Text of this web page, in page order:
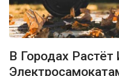
В Городах